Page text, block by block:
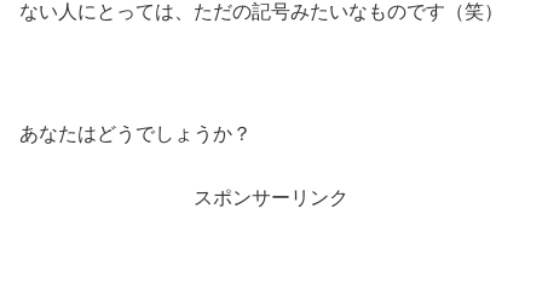
ない人にとっては、ただの記号みたいなものです（笑）
あなたはどうでしょうか？
スポンサーリンク